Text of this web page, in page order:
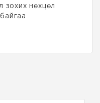
зохих нөхцөл